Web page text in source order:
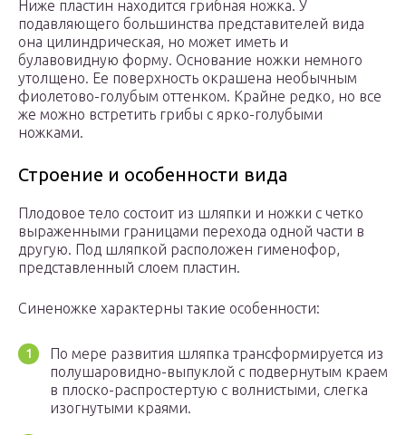
Ниже пластин находится грибная ножка. У
подавляющего большинства представителей вида
она цилиндрическая, но может иметь и
булавовидную форму. Основание ножки немного
утолщено. Ее поверхность окрашена необычным
фиолетово-голубым оттенком. Крайне редко, но все
же можно встретить грибы с ярко-голубыми
ножками.
Строение и особенности вида
Плодовое тело состоит из шляпки и ножки с четко
выраженными границами перехода одной части в
другую. Под шляпкой расположен гименофор,
представленный слоем пластин.
Синеножке характерны такие особенности:
По мере развития шляпка трансформируется из
полушаровидно-выпуклой с подвернутым краем
в плоско-распростертую с волнистыми, слегка
изогнутыми краями.